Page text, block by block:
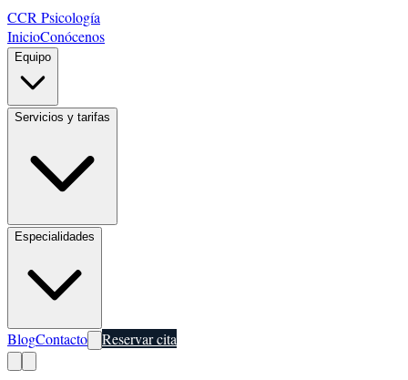
CCR Psicología
InicioConócenos
Equipo
Servicios y tarifas
Especialidades
BlogContacto Reservar cita